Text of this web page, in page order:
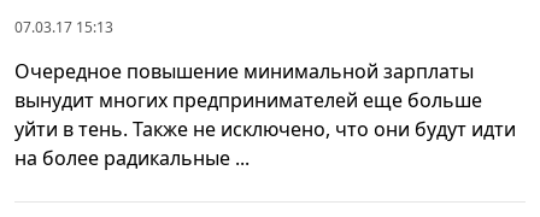
07.03.17 15:13
Очередное повышение минимальной зарплаты
вынудит многих предпринимателей еще больше
уйти в тень. Также не исключено, что они будут идти
на более радикальные ...